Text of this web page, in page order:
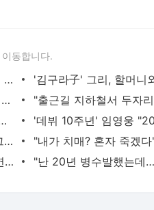
동합니다.
황정민의 또 다른 팬 등장 "지독히 엮이고 싶었던 건 너" 폭로녀 직격
회춘실험 억만장자, '여친 생리혈' 냉동고 보관…"자궁 내부 궁금해"
남은 건 빚뿐"…30대 여성 파혼 위기
"죽여줄까?" "그래 죽여라" 보행자 향해 그대로 차량 돌진한 운전자[영상]
"친구는 부모 덕에 집 샀는데" 아들 하소연에 "죄지었다" 사죄 '먹먹'